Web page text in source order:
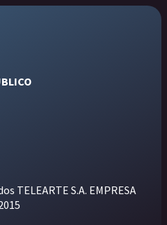
TELEARTE S.A. EMPRESA